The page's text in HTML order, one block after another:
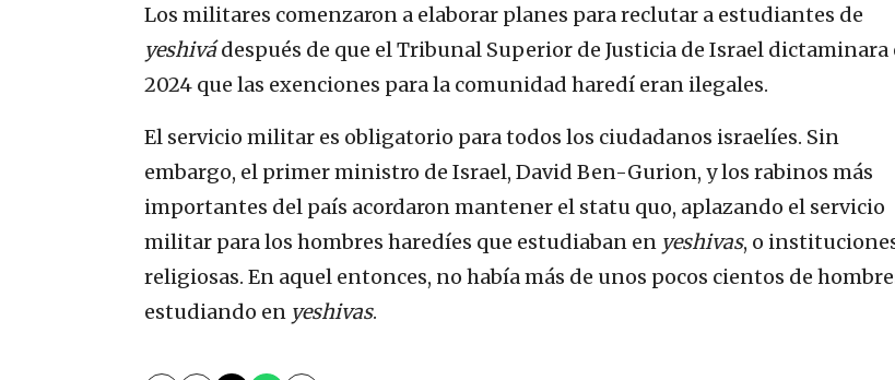
Los militares comenzaron a elaborar planes para reclutar a estudiantes de
yeshivádespués de que el Tribunal Superior de Justicia de Israel dictaminara
2024 que las exenciones para la comunidad haredí eran ilegales.
El servicio militar es obligatorio para todos los ciudadanos israelíes. Sin
embargo, el primer ministro de Israel, David Ben-Gurion, y los rabinos más
importantes del país acordaron mantener el statu quo, aplazando el servicio
militar para los hombres haredíes que estudiaban en yeshivas, o
religiosas. En aquel entonces, no había más de unos pocos cientos de
estudiando en yeshivas.